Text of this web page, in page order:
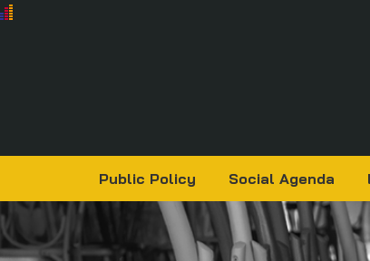
Public Policy Social Agenda